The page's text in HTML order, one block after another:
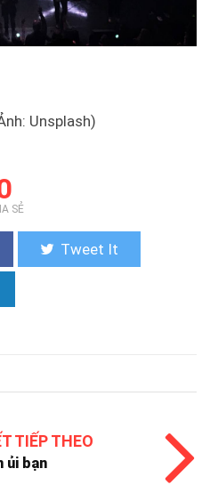
Unsplash)
SẺ
Tweet It
TIẾP THEO
ủi bạn